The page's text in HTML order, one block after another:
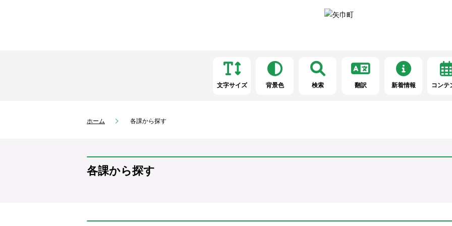
文字サイズ 背景色 検索 翻訳 新着情報 コンテ
ホーム 各課から探す
各課から探す